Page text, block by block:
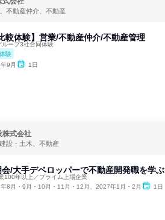
不動産仲介、不動産
較体験】営業/不動産仲介/不動産管理
ープ3社合同体験
験
9月 1日
株式会社
設・土木、不動産
会/大手デベロッパーで不動産開発職を学ぶ
100年以上／プライム上場企業
8月・9月・10月・11月・12月、2027年1月・2月 1日